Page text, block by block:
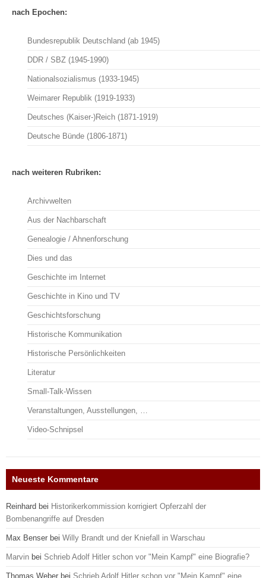
nach Epochen:
Bundesrepublik Deutschland (ab 1945)
DDR / SBZ (1945-1990)
Nationalsozialismus (1933-1945)
Weimarer Republik (1919-1933)
Deutsches (Kaiser-)Reich (1871-1919)
Deutsche Bünde (1806-1871)
nach weiteren Rubriken:
Archivwelten
Aus der Nachbarschaft
Genealogie / Ahnenforschung
Dies und das
Geschichte im Internet
Geschichte in Kino und TV
Geschichtsforschung
Historische Kommunikation
Historische Persönlichkeiten
Literatur
Small-Talk-Wissen
Veranstaltungen, Ausstellungen, …
Video-Schnipsel
Neueste Kommentare
Reinhard bei Historikerkommission korrigiert Opferzahl der
Bombenangriffe auf Dresden
Max Benser bei Willy Brandt und der Kniefall in Warschau
Marvin bei Schrieb Adolf Hitler schon vor "Mein Kampf" eine Biografie?
Thomas Weber bei Schrieb Adolf Hitler schon vor "Mein Kampf" eine